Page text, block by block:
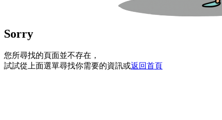
Sorry
您所尋找的頁面並不存在，
試試從上面選單尋找你需要的資訊或返回首頁